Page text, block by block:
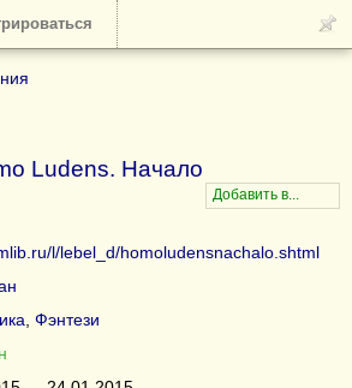
Ludens. Начало
l/lebel_d/homoludensnachalo.shtml
Фэнтези